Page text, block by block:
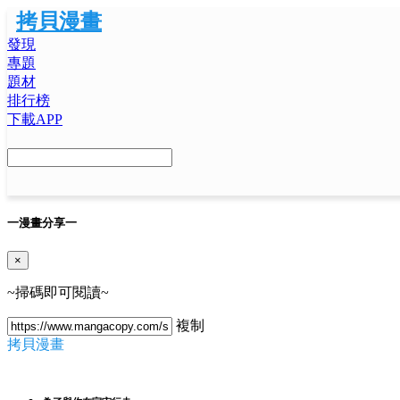
拷貝漫畫
發現
專題
題材
排行榜
下載APP
一漫畫分享一
×
~掃碼即可閱讀~
複制
拷貝漫畫